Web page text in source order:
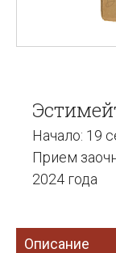
Начало: 19
Прием
2024 года
Описание